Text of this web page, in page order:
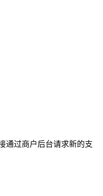
通过商户后台请求新的支